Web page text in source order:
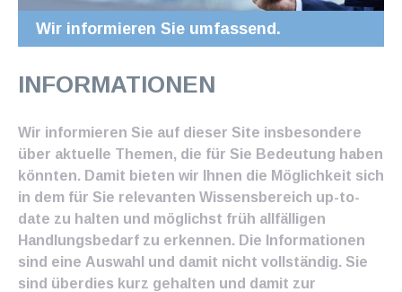
Wir informieren Sie umfassend.
INFORMATIONEN
Wir informieren Sie auf dieser Site insbesondere
über aktuelle Themen, die für Sie Bedeutung haben
könnten. Damit bieten wir Ihnen die Möglichkeit sich
in dem für Sie relevanten Wissensbereich up-to-
date zu halten und möglichst früh allfälligen
Handlungsbedarf zu erkennen. Die Informationen
sind eine Auswahl und damit nicht vollständig. Sie
sind überdies kurz gehalten und damit zur